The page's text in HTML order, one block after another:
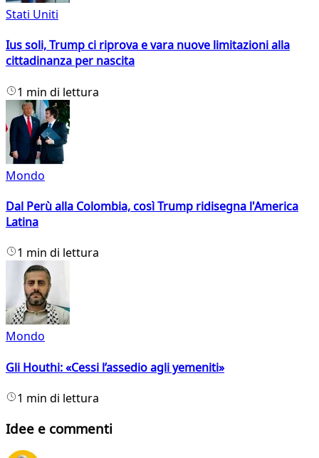
Stati Uniti
Ius soli, Trump ci riprova e vara nuove limitazioni alla
cittadinanza per nascita
1 min di lettura
Mondo
Dal Perù alla Colombia, così Trump ridisegna l'America
Latina
1 min di lettura
Mondo
Gli Houthi: «Cessi l’assedio agli yemeniti»
1 min di lettura
Idee e commenti